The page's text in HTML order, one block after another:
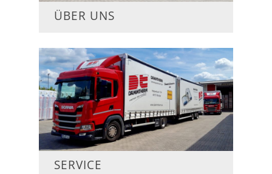
ÜBER UNS
SERVICE